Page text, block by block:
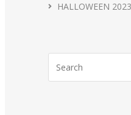
HALLOWEEN 2023